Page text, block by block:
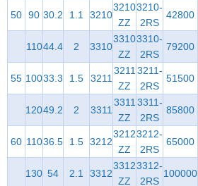
50 90 30.2 1.1 3210
3210
ZZ
3210-
2RS
42800
11044.4 2 3310
3310
ZZ
3310-
2RS
79200
55 10033.3 1.5 3211
3211
ZZ
3211-
2RS
51500
12049.2 2 3311
3311
ZZ
3311-
2RS
85800
60 11036.5 1.5 3212
3212
ZZ
3212-
2RS
65000
130 54 2.1 3312
3312
ZZ
3312-
2RS
100000